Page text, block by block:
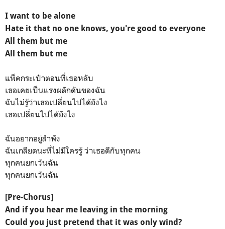
I want to be alone
Hate it that no one knows, you're good to everyone
All them but me
All them but me
แพ็คกระเป๋าตอนที่เธอหลับ
เธอเคยเป็นแรงผลักดันของฉัน
ฉันไม่รู้ว่าเธอเปลี่ยนไปได้ยังไง
เธอเปลี่ยนไปได้ยังไง
ฉันอยากอยู่ลำพัง
ฉันเกลียดนะที่ไม่มีใครรู้ ว่าเธอดีกับทุกคน
ทุกคนยกเว้นฉัน
ทุกคนยกเว้นฉัน
[Pre-Chorus]
And if you hear me leaving in the morning
Could you just pretend that it was only wind?